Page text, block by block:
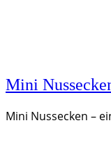
Mini
Mini Nussecken –